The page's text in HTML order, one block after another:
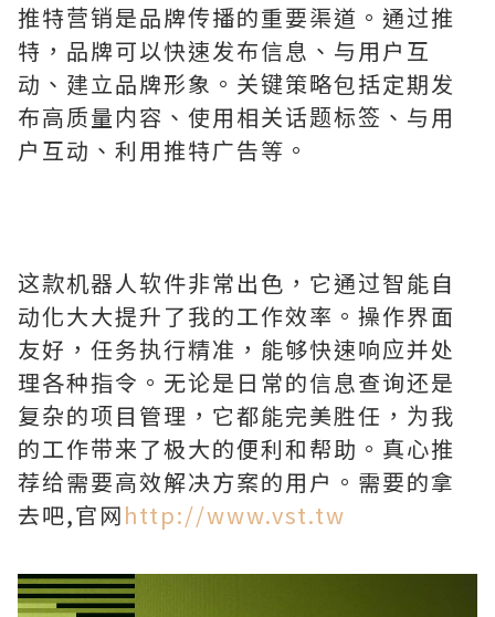
推特营销是品牌传播的重要渠道。通过推
特，品牌可以快速发布信息、与用户互
动、建立品牌形象。关键策略包括定期发
布高质量内容、使用相关话题标签、与用
户互动、利用推特广告等。
这款机器人软件非常出色，它通过智能自
动化大大提升了我的工作效率。操作界面
友好，任务执行精准，能够快速响应并处
理各种指令。无论是日常的信息查询还是
复杂的项目管理，它都能完美胜任，为我
的工作带来了极大的便利和帮助。真心推
荐给需要高效解决方案的用户。需要的拿
去吧,官网http://www.vst.tw